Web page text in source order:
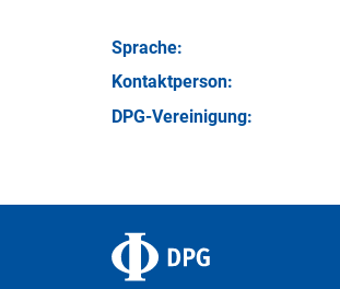
Sprache:
Kontakt­person:
DPG-Vereinigung: